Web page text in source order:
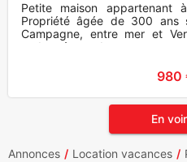
Petite maison appartenant
Propriété âgée de 300 ans
Campagne, entre mer et
cadre très verdoya
980
En
Annonces Location vacances